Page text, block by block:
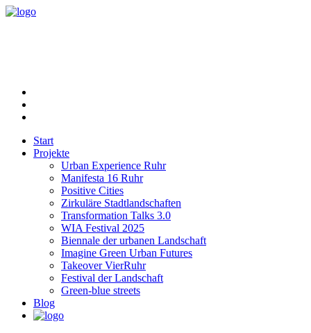
Start
Projekte
Urban Experience Ruhr
Manifesta 16 Ruhr
Positive Cities
Zirkuläre Stadtlandschaften
Transformation Talks 3.0
WIA Festival 2025
Biennale der urbanen Landschaft
Imagine Green Urban Futures
Takeover VierRuhr
Festival der Landschaft
Green-blue streets
Blog